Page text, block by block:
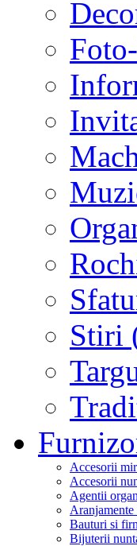
Stiri
Accesorii
Accesorii
Agentii
Bauturi si
Bijuterii